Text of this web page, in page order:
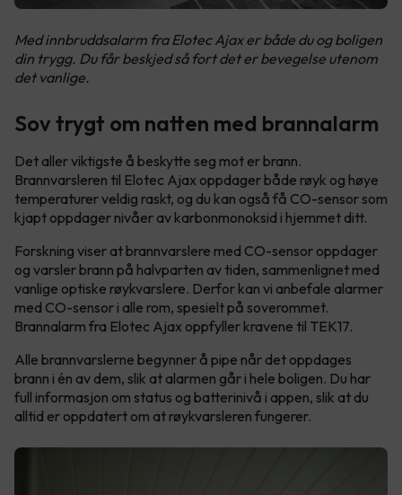
Med innbruddsalarm fra Elotec Ajax er både du og boligen
din trygg. Du får beskjed så fort det er bevegelse utenom
det vanlige.
Sov trygt om natten med brannalarm
Det aller viktigste å beskytte seg mot er brann.
Brannvarsleren til Elotec Ajax oppdager både røyk og høye
temperaturer veldig raskt, og du kan også få CO-sensor som
kjapt oppdager nivåer av karbonmonoksid i hjemmet ditt.
Forskning viser at brannvarslere med CO-sensor oppdager
og varsler brann på halvparten av tiden, sammenlignet med
vanlige optiske røykvarslere. Derfor kan vi anbefale alarmer
med CO-sensor i alle rom, spesielt på soverommet.
Brannalarm fra Elotec Ajax oppfyller kravene til TEK17.
Alle brannvarslerne begynner å pipe når det oppdages
brann i én av dem, slik at alarmen går i hele boligen. Du har
full informasjon om status og batterinivå i appen, slik at du
alltid er oppdatert om at røykvarsleren fungerer.